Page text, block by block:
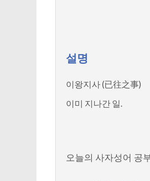
설명
이왕지사 (已往之事)
이미 지나간 일.
오늘의 사자성어 공